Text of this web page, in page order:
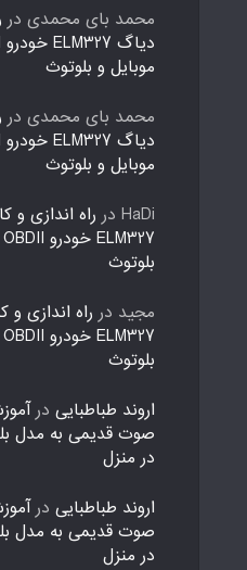
محمد بای محمدی در
موبایل و بلوتوث
محمد بای محمدی در
موبایل و بلوتوث
HaDi در راه اندازی و
بلوتوث
مجید در راه اندازی و
بلوتوث
اروند طباطبایی در
در منزل
اروند طباطبایی در
در منزل